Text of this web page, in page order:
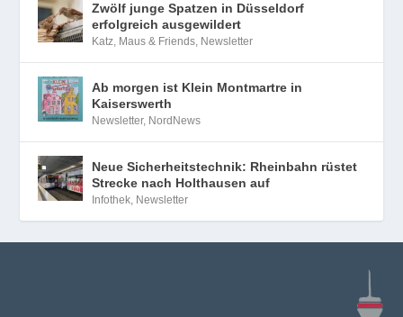
Zwölf junge Spatzen in Düsseldorf
erfolgreich ausgewildert
Katz, Maus & Friends, Newsletter
Ab morgen ist Klein Montmartre in
Kaiserswerth
Newsletter, NordNews
Neue Sicherheitstechnik: Rheinbahn rüstet
Strecke nach Holthausen auf
Infothek, Newsletter